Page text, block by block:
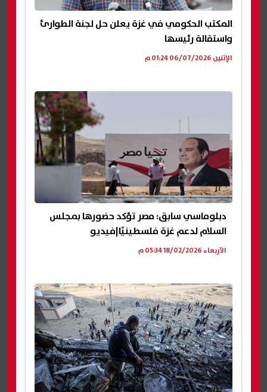
المكتب الحكومي في غزة يعلن حل لجنة الطوارئ
واستقالة رئيسها
الإثنين 06/07/2026 01:24 م
دبلوماسي سابق: مصر تؤكد حضورها بمجلس
السلام لدعم غزة فلسطينيًا|فيديو
الأربعاء 18/02/2026 05:34 م